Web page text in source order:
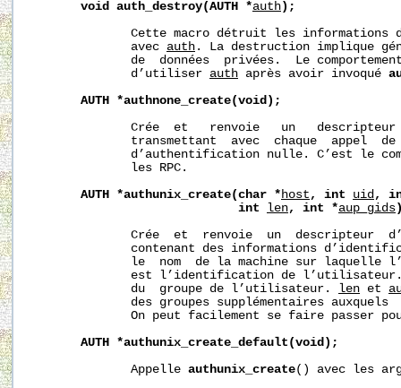
void
auth_destroy(AUTH *auth );
Cette macro détruit les informations
              avec
auth . La destruction implique
de  données  privées.  Le
              d’utiliser
auth après avoir invoqué
AUTH
*authnone_create(void);
Crée  et   renvoie   un
transmettant  avec  chaque  appel
d’authentification nulle. C’est le
              les RPC.
AUTH
*authunix_create(char * host , int uid ,
int
len, int *aup_gids
Crée  et  renvoie  un  descripteur
contenant des informations
le  nom  de la machine sur laquelle
est l’identification de
              du  groupe de l’utilisateur.
len et
des groupes supplémentaires auxquels
On peut facilement se faire passer
AUTH
*authunix_create_default(void);
              Appelle
authunix_create() avec les